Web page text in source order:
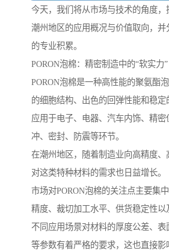
今天，我们将从市场与技术的角度，
潮州地区的应用概况与价值取向，并
的专业积累。
PORON泡棉：精密制造中的“软实力”
PORON泡棉是一种高性能的聚氨酯
的细胞结构、出色的回弹性能和稳
应用于电子、电器、汽车内饰、精密
冲、密封、防震等环节。
在潮州地区，随着制造业向高精度、
对这类特种材料的需求也日益增长。
市场对PORON泡棉的关注点主要集
精度、裁切加工水平、供货稳定性以
不同应用场景对材料的厚度公差、
等参数有着严格的要求，这也直接影